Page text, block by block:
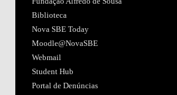
Biblioteca
Nova SBE Today
Moodle@NovaSBE
Webmail
Student Hub
Portal de Denúncias